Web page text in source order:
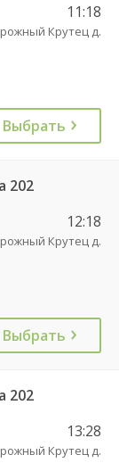
11:18
Крутец д.
Выбрать
202
12:18
Крутец д.
Выбрать
202
13:28
Крутец д.